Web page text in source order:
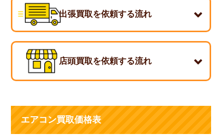
上尾市の出張買取・買取対応エリア
エアコン買取でよくある質問
出張買取を依頼する流れ
店頭買取を依頼する流れ
エアコン買取価格表